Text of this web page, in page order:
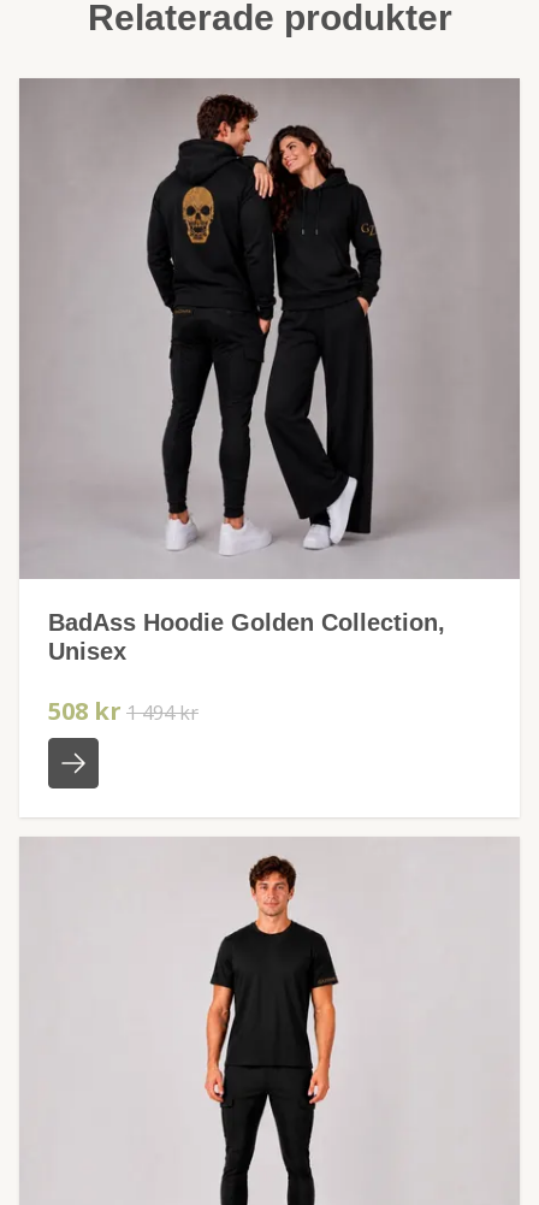
Relaterade produkter
BadAss Hoodie Golden Collection,
Unisex
508 kr 1 494 kr